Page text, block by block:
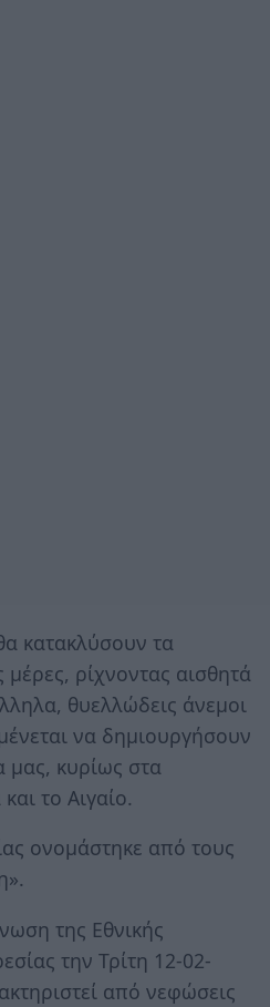
κατακλύσουν τα
μέρες, ρίχνοντας αισθητά
θυελλώδεις άνεμοι
να δημιουργήσουν
κυρίως στα
το Αιγαίο.
ονομάστηκε από τους
της Εθνικής
την Τρίτη 12-02-
από νεφώσεις